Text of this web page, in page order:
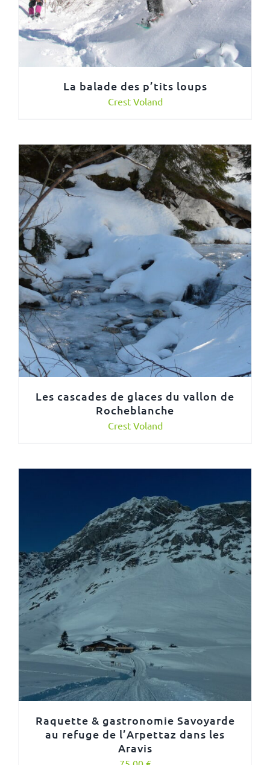
La balade des p’tits loups
Crest Voland
Les cascades de glaces du vallon de
Rocheblanche
Crest Voland
Raquette & gastronomie Savoyarde
au refuge de l’Arpettaz dans les
Aravis